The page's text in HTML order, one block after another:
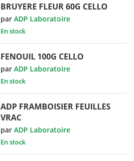
BRUYERE FLEUR 60G CELLO
parADP Laboratoire
En stock
FENOUIL 100G CELLO
parADP Laboratoire
En stock
ADP FRAMBOISIER FEUILLES
VRAC
parADP Laboratoire
En stock